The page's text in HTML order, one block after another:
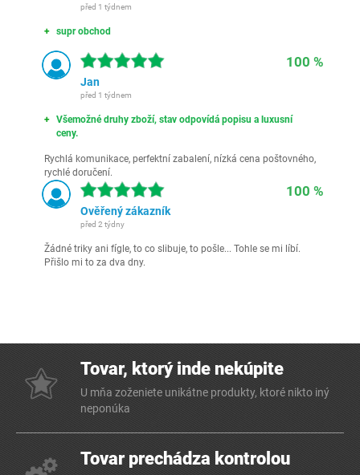
před 1 týdnem
supr obchod
100 %
Jan
před 1 týdnem
Všemožné druhy zboží, stav odpovídá popisu a luxusní
ceny.
Rychlá komunikace, perfektní zabalení, nízká cena poštovného,
rychlé doručení.
100 %
Ověřený zákazník
před 2 týdny
Žádné triky ani fígle, to co slibuje, to pošle... Tohle se mi líbí.
Přišlo mi to za dva dny.
Tovar, ktorý inde nekúpite
U mňa zoženiete unikátne produkty, ktoré nikto iný
neponúka
Tovar prechádza kontrolou